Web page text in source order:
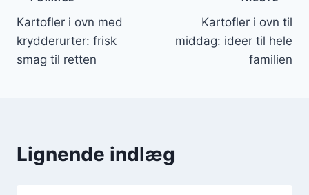
Kartofler i ovn med
krydderurter: frisk
smag til retten
Kartofler i ovn til
middag: ideer til hele
familien
Lignende indlæg